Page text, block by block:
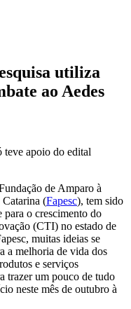
utiliza
ao Aedes
teve apoio do edital
de Amparo à
Catarina (Fapesc), tem sido
para o crescimento do
(CTI) no estado de
muitas ideias se
a melhoria de vida dos
e serviços
trazer um pouco de tudo
neste mês de outubro à